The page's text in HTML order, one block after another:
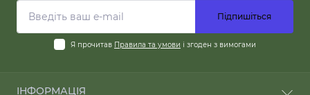
Підпишіться
Я прочитав Правила та умови і згоден з вимогами
ІНФОРМАЦІЯ